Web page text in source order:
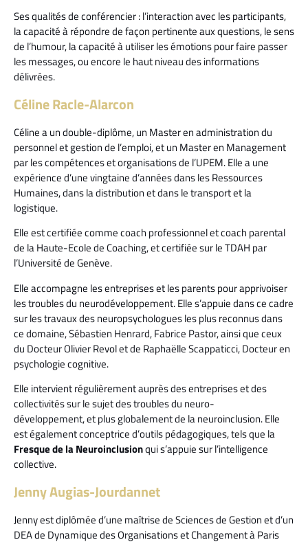
Ses qualités de conférencier : l’interaction avec les participants,
la capacité à répondre de façon pertinente aux questions, le sens
de l’humour, la capacité à utiliser les émotions pour faire passer
les messages, ou encore le haut niveau des informations
délivrées.
Céline Racle-Alarcon
Céline a un double-diplôme, un Master en administration du
personnel et gestion de l’emploi, et un Master en Management
par les compétences et organisations de l’UPEM. Elle a une
expérience d’une vingtaine d’années dans les Ressources
Humaines, dans la distribution et dans le transport et la
logistique.
Elle est certifiée comme coach professionnel et coach parental
de la Haute-Ecole de Coaching, et certifiée sur le TDAH par
l’Université de Genève.
Elle accompagne les entreprises et les parents pour apprivoiser
les troubles du neurodéveloppement. Elle s’appuie dans ce cadre
sur les travaux des neuropsychologues les plus reconnus dans
ce domaine, Sébastien Henrard, Fabrice Pastor, ainsi que ceux
du Docteur Olivier Revol et de Raphaëlle Scappaticci, Docteur en
psychologie cognitive.
Elle intervient régulièrement auprès des entreprises et des
collectivités sur le sujet des troubles du neuro-
développement, et plus globalement de la neuroinclusion. Elle
est également conceptrice d’outils pédagogiques, tels que la
Fresque de la Neuroinclusionqui s’appuie sur l’intelligence
collective.
Jenny Augias-Jourdannet
Jenny est diplômée d’une maîtrise de Sciences de Gestion et d’un
DEA de Dynamique des Organisations et Changement à Paris